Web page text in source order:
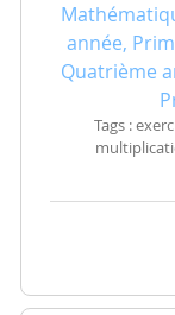
année,
Quatrième
Tags :